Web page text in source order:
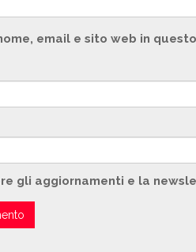
email e sito web in
gli aggiornamenti e la